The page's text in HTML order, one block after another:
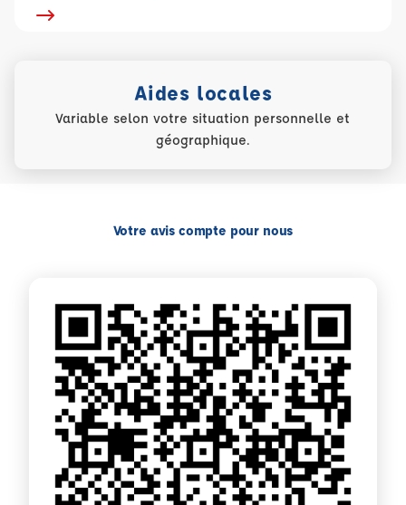
Aides locales
Variable selon votre situation personnelle et
géographique.
Votre avis compte pour nous